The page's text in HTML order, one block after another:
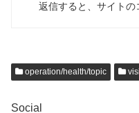
返信すると、サイトの
operation/health/topic
Social